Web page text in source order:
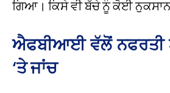
ਗਿਆ। ਕਿਸੇ ਵੀ ਬੱਚੇ ਨੂੰ ਕੋਈ
ਐਫਬੀਆਈ ਵੱਲੋਂ ਨਫਰਤੀ
‘ਤੇ ਜਾਂਚ